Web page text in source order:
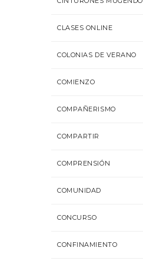
CLASES ONLINE
COLONIAS DE VERANO
COMIENZO
COMPAÑERISMO
COMPARTIR
COMPRENSIÓN
COMUNIDAD
CONCURSO
CONFINAMIENTO